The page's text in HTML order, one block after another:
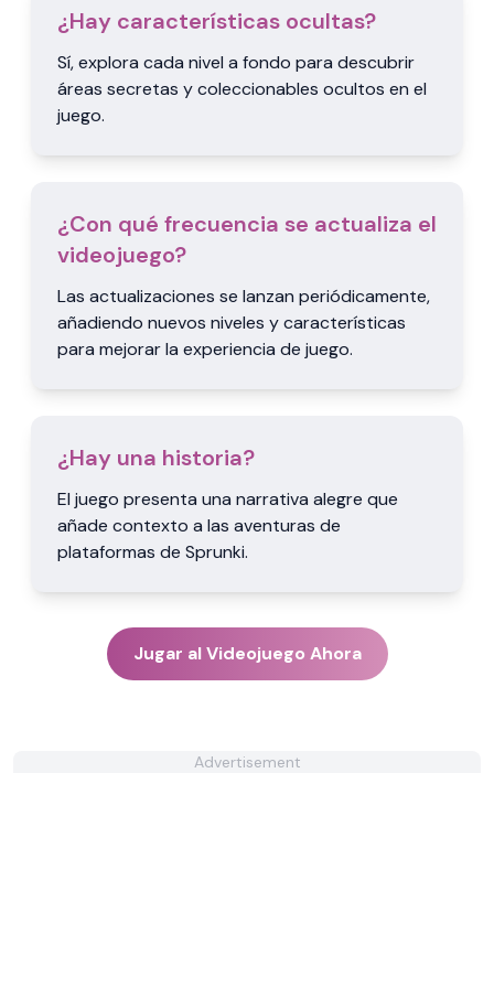
¿Hay características ocultas?
Sí, explora cada nivel a fondo para descubrir
áreas secretas y coleccionables ocultos en el
juego.
¿Con qué frecuencia se actualiza el
videojuego?
Las actualizaciones se lanzan periódicamente,
añadiendo nuevos niveles y características
para mejorar la experiencia de juego.
¿Hay una historia?
El juego presenta una narrativa alegre que
añade contexto a las aventuras de
plataformas de Sprunki.
Jugar al Videojuego Ahora
Advertisement